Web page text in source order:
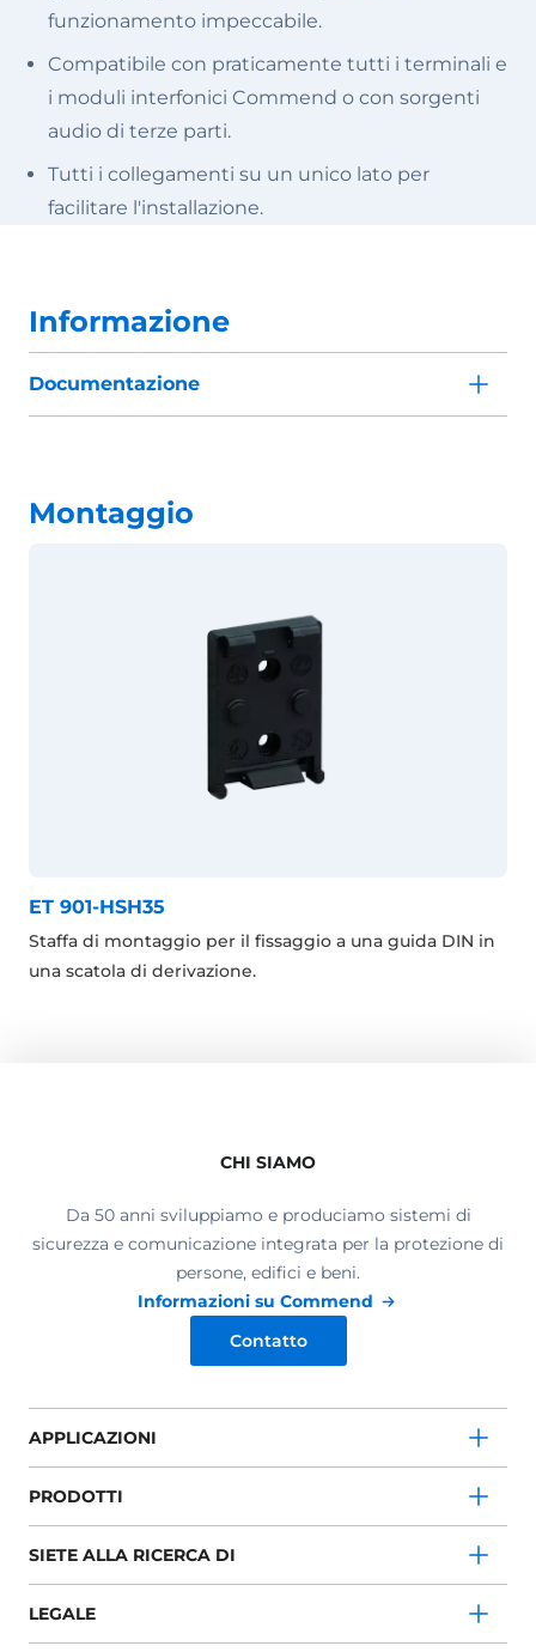
funzionamento impeccabile.
Compatibile con praticamente tutti i terminali e
i moduli interfonici Commend o con sorgenti
audio di terze parti.
Tutti i collegamenti su un unico lato per
facilitare l'installazione.
Informazione
Documentazione
Montaggio
ET 901-HSH35
Staffa di montaggio per il fissaggio a una guida DIN in
una scatola di derivazione.
CHI SIAMO
Da 50 anni sviluppiamo e produciamo sistemi di
sicurezza e comunicazione integrata per la protezione di
persone, edifici e beni.
Informazioni su Commend
Contatto
APPLICAZIONI
PRODOTTI
SIETE ALLA RICERCA DI
LEGALE